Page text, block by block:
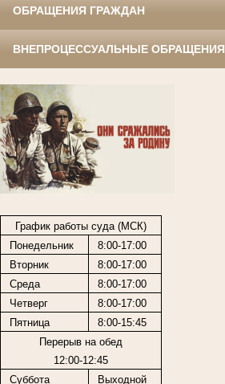
ОБРАЩЕНИЯ ГРАЖДАН
ВНЕПРОЦЕССУАЛЬНЫЕ ОБРАЩЕНИЯ
График работы суда (МСК)
Понедельник
8:00-17:00
Вторник
8:00-17:00
Среда
8:00-17:00
Четверг
8:00-17:00
Пятница
8:00-15:45
Перерыв на обед
12:00-12:45
Суббота
Выходной